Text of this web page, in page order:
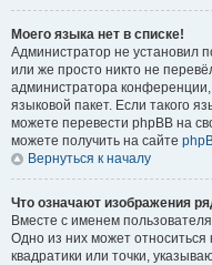
Моего языка нет в списке!
Администратор не установил
или же просто никто не
администратора
языковой пакет. Если такого
можете перевести phpBB на
можете получить на сайте
Вернуться к началу
Что означают изображения
Вместе с именем
Одно из них может относиться
квадратики или точки,